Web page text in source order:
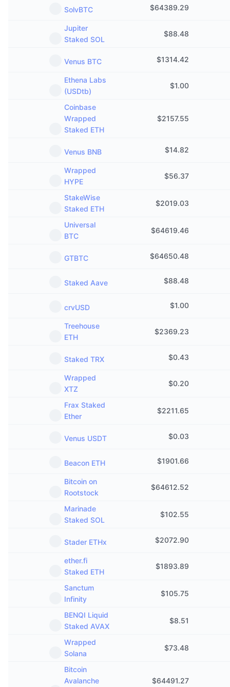
SolvBTC $64389.29
Jupiter
Staked SOL
$88.48
Venus BTC $1314.42
Ethena Labs
(USDtb)
$1.00
Coinbase
Wrapped
Staked ETH
$2157.55
Venus BNB $14.82
Wrapped
HYPE
$56.37
StakeWise
Staked ETH
$2019.03
Universal
BTC
$64619.46
GTBTC $64650.48
Staked Aave $88.48
crvUSD $1.00
Treehouse
ETH
$2369.23
Staked TRX $0.43
Wrapped
XTZ
$0.20
Frax Staked
Ether
$2211.65
Venus USDT $0.03
Beacon ETH $1901.66
Bitcoin on
Rootstock
$64612.52
Marinade
Staked SOL
$102.55
Stader ETHx $2072.90
ether.fi
Staked ETH
$1893.89
Sanctum
Infinity
$105.75
BENQI Liquid
Staked AVAX
$8.51
Wrapped
Solana
$73.48
Bitcoin
Avalanche
$64491.27